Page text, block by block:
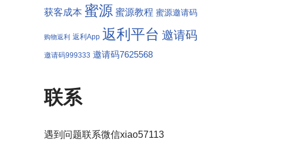
获客成本 蜜源 蜜源教程 蜜源邀请码
购物返利 返利App 返利平台 邀请码
邀请码999333 邀请码7625568
联系
遇到问题联系微信xiao57113